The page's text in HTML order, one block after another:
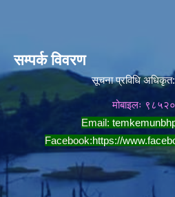
सम्पर्क विवरण
सूचना प्रविधि
मोबाइलः
Email:
Facebook:https://